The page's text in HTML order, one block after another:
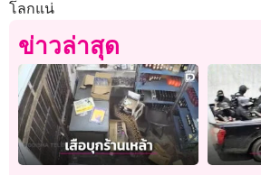
โลกแน่
ข่าวล่าสุด